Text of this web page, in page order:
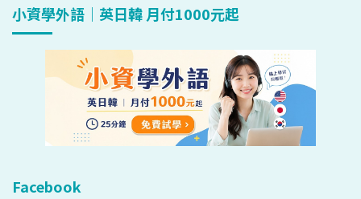
小資學外語｜英日韓 月付1000元起
Facebook